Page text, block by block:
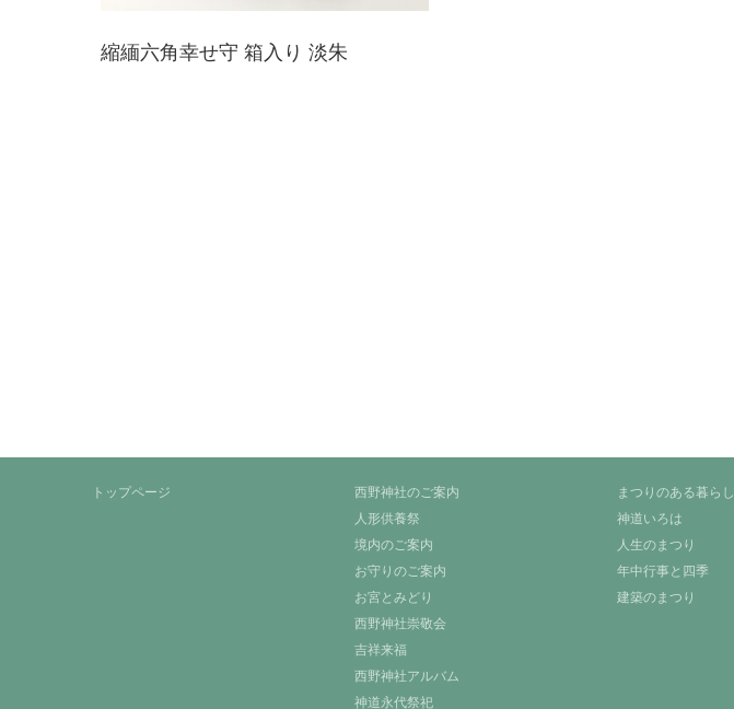
縮緬六角幸せ守 箱入り 淡朱
トップページ
西野神社のご案内
人形供養祭
境内のご案内
お守りのご案内
お宮とみどり
西野神社崇敬会
吉祥来福
西野神社アルバム
神道永代祭祀
まつりのある暮らし
神道いろは
人生のまつり
年中行事と四季
建築のまつり